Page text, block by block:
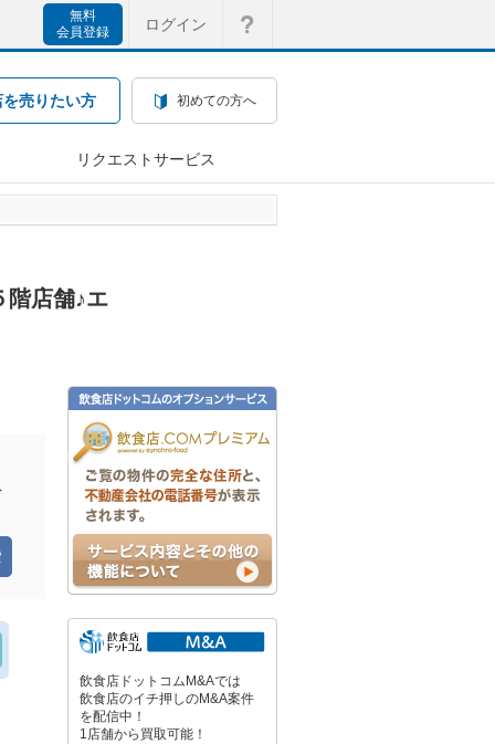
無料
会員登録
ログイン
を売りたい方 初めての方へ
リクエストサービス
階店舗♪エ
飲食店ドットコムM&Aでは
飲食店のイチ押しのM&A案件
を配信中！
1店舗から買取可能！